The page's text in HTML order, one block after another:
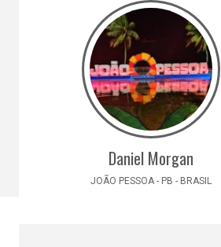
Daniel Morgan
JOÃO PESSOA - PB - BRASIL